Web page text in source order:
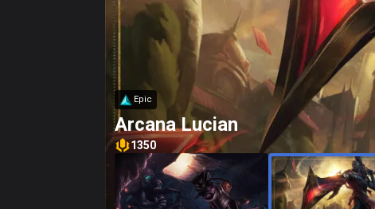
Epic
Arcana Lucian
1350